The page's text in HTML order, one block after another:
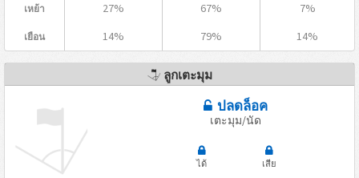
เหย้า 27% 67% 7%
เยือน 14% 79% 14%
ลูกเตะมุม
ปลดล็อค
เตะมุม/นัด
ได้
เสีย